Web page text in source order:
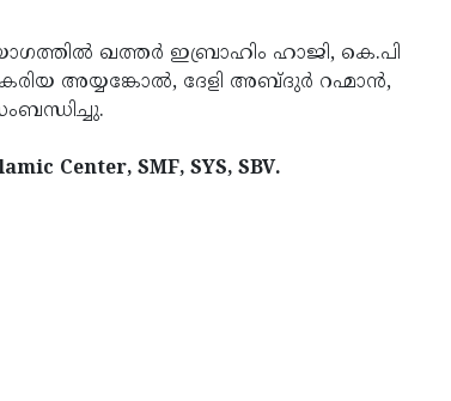
ഖത്തര്‍ ഇബ്രാഹിം ഹാജി, കെ.പി
അയ്യങ്കോല്‍, ദേളി അബ്ദുര്‍ റഹ്മാന്‍,
Center, SMF, SYS, SBV.